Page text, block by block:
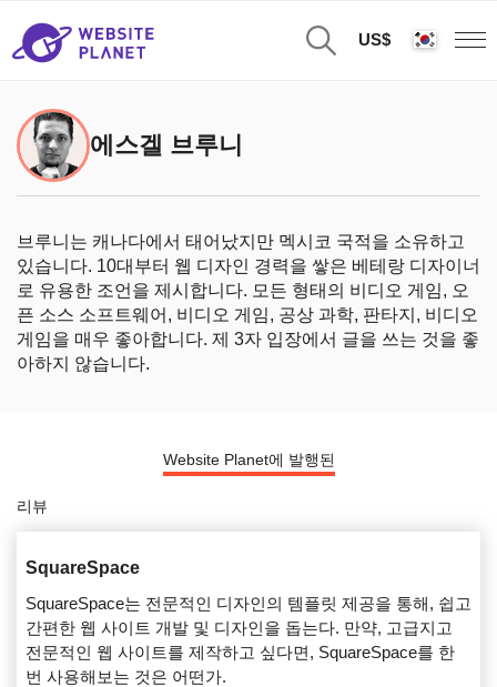
US$
에스겔 브루니
브루니는 캐나다에서 태어났지만 멕시코 국적을 소유하고
있습니다. 10대부터 웹 디자인 경력을 쌓은 베테랑 디자이너
로 유용한 조언을 제시합니다. 모든 형태의 비디오 게임, 오
픈 소스 소프트웨어, 비디오 게임, 공상 과학, 판타지, 비디오
게임을 매우 좋아합니다. 제 3자 입장에서 글을 쓰는 것을 좋
아하지 않습니다.
Website Planet에 발행된
리뷰
SquareSpace
SquareSpace는 전문적인 디자인의 템플릿 제공을 통해, 쉽고
간편한 웹 사이트 개발 및 디자인을 돕는다. 만약, 고급지고
전문적인 웹 사이트를 제작하고 싶다면, SquareSpace를 한
번 사용해보는 것은 어떤가.